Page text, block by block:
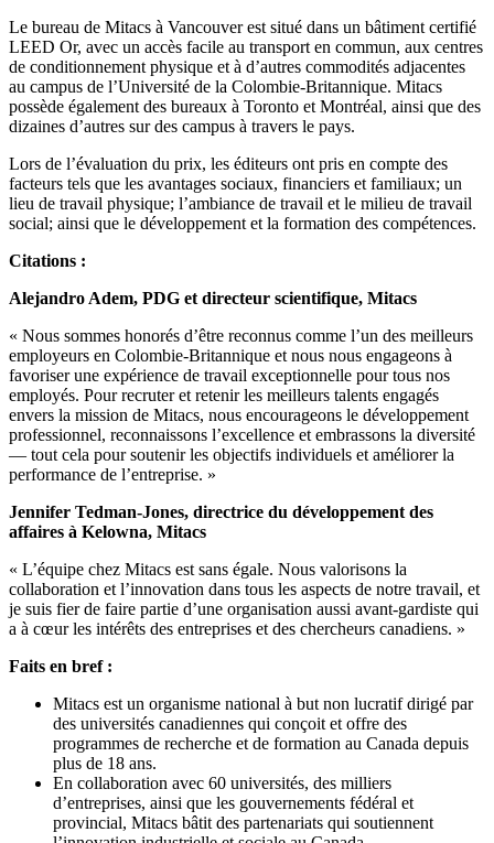
Le bureau de Mitacs à Vancouver est situé dans un bâtiment certifié
LEED Or, avec un accès facile au transport en commun, aux centres
de conditionnement physique et à d’autres commodités adjacentes
au campus de l’Université de la Colombie-Britannique. Mitacs
possède également des bureaux à Toronto et Montréal, ainsi que des
dizaines d’autres sur des campus à travers le pays.
Lors de l’évaluation du prix, les éditeurs ont pris en compte des
facteurs tels que les avantages sociaux, financiers et familiaux; un
lieu de travail physique; l’ambiance de travail et le milieu de travail
social; ainsi que le développement et la formation des compétences.
Citations :
Alejandro Adem, PDG et directeur scientifique, Mitacs
« Nous sommes honorés d’être reconnus comme l’un des meilleurs
employeurs en Colombie-Britannique et nous nous engageons à
favoriser une expérience de travail exceptionnelle pour tous nos
employés. Pour recruter et retenir les meilleurs talents engagés
envers la mission de Mitacs, nous encourageons le développement
professionnel, reconnaissons l’excellence et embrassons la diversité
— tout cela pour soutenir les objectifs individuels et améliorer la
performance de l’entreprise. »
Jennifer Tedman-Jones, directrice du développement des
affaires à Kelowna, Mitacs
« L’équipe chez Mitacs est sans égale. Nous valorisons la
collaboration et l’innovation dans tous les aspects de notre travail, et
je suis fier de faire partie d’une organisation aussi avant-gardiste qui
a à cœur les intérêts des entreprises et des chercheurs canadiens. »
Faits en bref :
Mitacs est un organisme national à but non lucratif dirigé par
des universités canadiennes qui conçoit et offre des
programmes de recherche et de formation au Canada depuis
plus de 18 ans.
En collaboration avec 60 universités, des milliers
d’entreprises, ainsi que les gouvernements fédéral et
provincial, Mitacs bâtit des partenariats qui soutiennent